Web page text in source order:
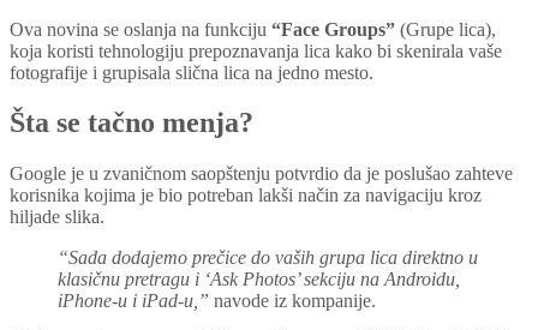
Ova novina se oslanja na funkciju “Face Groups” (Grupe lica),
koja koristi tehnologiju prepoznavanja lica kako bi skenirala vaše
fotografije i grupisala slična lica na jedno mesto.
Šta se tačno menja?
Google je u zvaničnom saopštenju potvrdio da je poslušao zahteve
korisnika kojima je bio potreban lakši način za navigaciju kroz
hiljade slika.
“Sada dodajemo prečice do vaših grupa lica direktno u
klasičnu pretragu i ‘Ask Photos’ sekciju na Androidu,
iPhone-u i iPad-u,” navode iz kompanije.